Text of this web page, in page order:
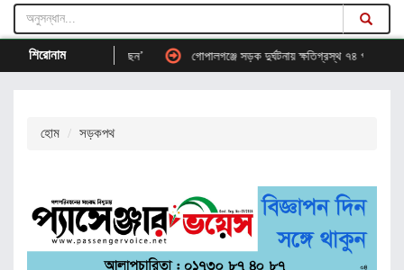
শিরোনাম
আপনারা হাঁটছেন’ গোপালগঞ্জে সড়ক দুর্ঘটনায় ক্ষতিগ্রস্থ ৭৪ পরিবার পেল ৩ কোটি
হোম সড়কপথ